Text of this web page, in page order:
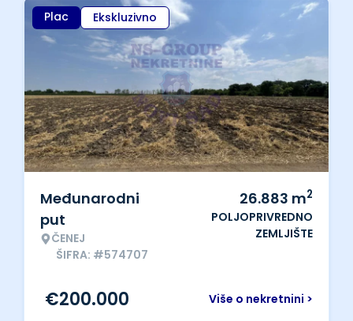
Plac Ekskluzivno
Međunarodni
put
ČENEJ
ŠIFRA: #574707
26.883 m2
POLJOPRIVREDNO
ZEMLJIŠTE
Više o nekretnini >
€200.000